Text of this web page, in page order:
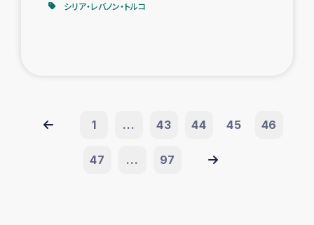
シリア・レバノン・トルコ
1 ... 43 44 45 46
47 ... 97